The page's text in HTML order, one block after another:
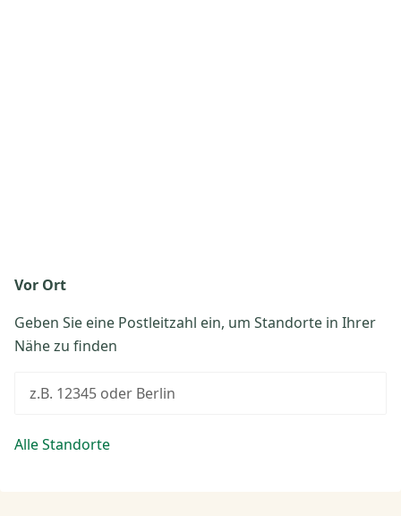
Vor Ort
Geben Sie eine Postleitzahl ein, um Standorte in Ihrer
Nähe zu finden
z.B. 12345 oder Berlin
Alle Standorte